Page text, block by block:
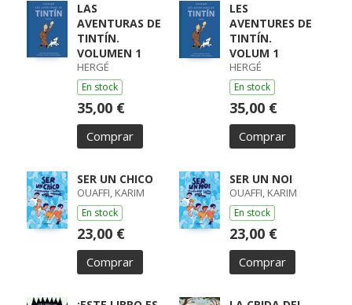
LAS
AVENTURAS DE
TINTÍN.
VOLUMEN 1
HERGÉ
En stock
35,00 €
Comprar
LES
AVENTURES DE
TINTÍN.
VOLUM 1
HERGÉ
En stock
35,00 €
Comprar
SER UN CHICO
OUAFFI, KARIM
En stock
23,00 €
Comprar
SER UN NOI
OUAFFI, KARIM
En stock
23,00 €
Comprar